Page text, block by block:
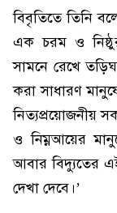
বিবৃতিতে তিনি
এক চরম ও
সামনে রেখে
করা সাধারণ
নিত্যপ্রয়োজনীয়
ও নিম্নআয়ের
আবার বিদ্যুতের
দেখা দেবে।’